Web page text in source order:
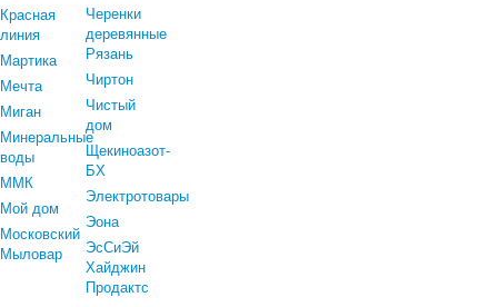
Красная
линия
Мартика
Мечта
Миган
Минеральные
воды
ММК
Мой дом
Московский
Мыловар
Черенки
деревянные
Рязань
Чиртон
Чистый
дом
Щекиноазот-
БХ
Электротовары
Эона
ЭсСиЭй
Хайджин
Продактс